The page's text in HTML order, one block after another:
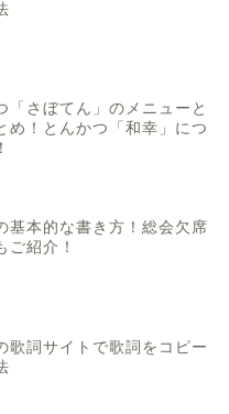
「さぼてん」のメニューと
め！とんかつ「和幸」につ
基本的な書き方！総会欠席
ご紹介！
歌詞サイトで歌詞をコピー